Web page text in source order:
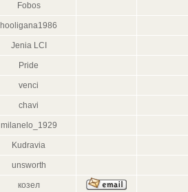
Fobos
hooligana1986
Jenia LCI
Pride
venci
chavi
milanelo_1929
Kudravia
unsworth
козел